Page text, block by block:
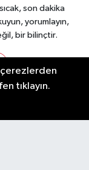
son dakika
yorumlayın,
bir bilinçtir.
çerezlerden
tıklayın.